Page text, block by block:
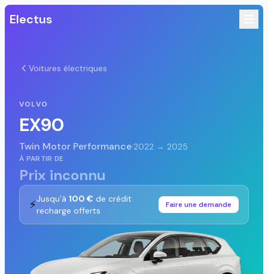
Electus
Voitures électriques
VOLVO
EX90
Twin Motor Performance·2022 → 2025
À PARTIR DE
Prix inconnu
⚡Jusqu'à 100 € de crédit
recharge offerts
Faire une demande